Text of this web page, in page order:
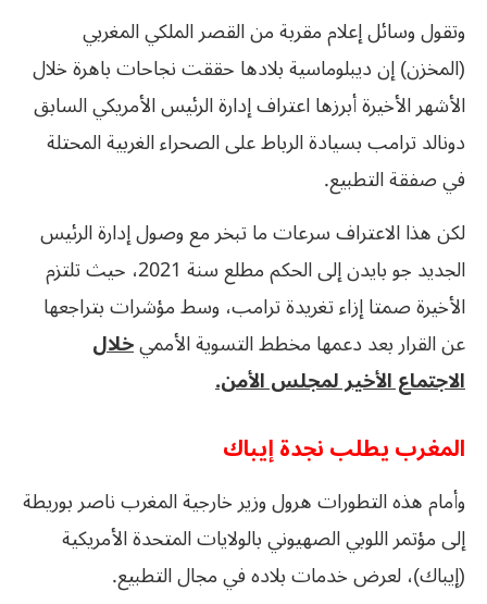
وتقول وسائل إعلام مقربة من القصر الملكي المغربي
(المخزن) إن ديبلوماسية بلادها حققت نجاحات باهرة خلال
الأشهر الأخيرة أبرزها اعتراف إدارة الرئيس الأمريكي السابق
دونالد ترامب بسيادة الرباط على الصحراء الغربية المحتلة
في صفقة التطبيع.
لكن هذا الاعتراف سرعات ما تبخر مع وصول إدارة الرئيس
الجديد جو بايدن إلى الحكم مطلع سنة 2021، حيث تلتزم
الأخيرة صمتا إزاء تغريدة ترامب، وسط مؤشرات بتراجعها
عن القرار بعد دعمها مخطط التسوية الأمميخلال
الاجتماع الأخير لمجلس الأمن.
المغرب يطلب نجدة إيباك
وأمام هذه التطورات هرول وزير خارجية المغرب ناصر بوريطة
إلى مؤتمر اللوبي الصهيوني بالولايات المتحدة الأمريكية
(إيباك)، لعرض خدمات بلاده في مجال التطبيع.